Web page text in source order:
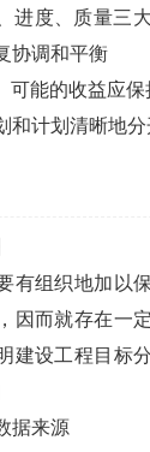
进度、质量三
协调和平衡
可能的收益应保
和计划清晰地分
有组织地加以
因而就存在一
建设工程目
据来源